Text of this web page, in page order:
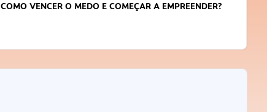
COMO VENCER O MEDO E COMEÇAR A EMPREENDER?